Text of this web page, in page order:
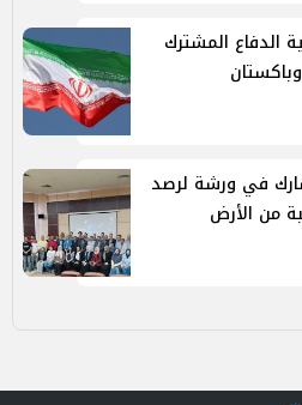
الدفاع المشترك
في ورشة لرصد
من الأرض